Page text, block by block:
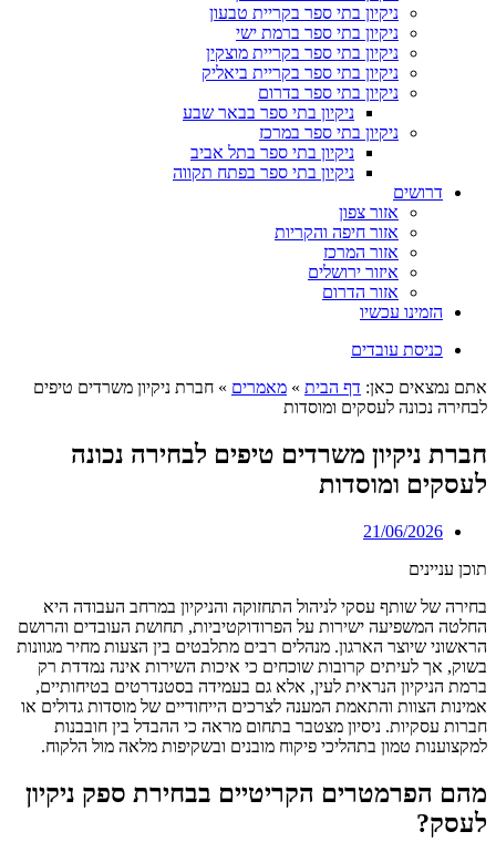
ניקיון בתי ספר בקריית טבעון
ניקיון בתי ספר ברמת ישי
ניקיון בתי ספר בקריית מוצקין
ניקיון בתי ספר בקריית ביאליק
ניקיון בתי ספר בדרום
ניקיון בתי ספר בבאר שבע
ניקיון בתי ספר במרכז
ניקיון בתי ספר בתל אביב
ניקיון בתי ספר בפתח תקווה
דרושים
אזור צפון
אזור חיפה והקריות
אזור המרכז
איזור ירושלים
אזור הדרום
הזמינו עכשיו
כניסת עובדים
אתם נמצאים כאן: דף הבית » מאמרים » חברת ניקיון משרדים טיפים
לבחירה נכונה לעסקים ומוסדות
חברת ניקיון משרדים טיפים לבחירה נכונה
לעסקים ומוסדות
21/06/2026
תוכן עניינים
בחירה של שותף עסקי לניהול התחזוקה והניקיון במרחב העבודה היא
החלטה המשפיעה ישירות על הפרודוקטיביות, תחושת העובדים והרושם
הראשוני שיוצר הארגון. מנהלים רבים מתלבטים בין הצעות מחיר מגוונות
בשוק, אך לעיתים קרובות שוכחים כי איכות השירות אינה נמדדת רק
ברמת הניקיון הנראית לעין, אלא גם בעמידה בסטנדרטים בטיחותיים,
אמינות הצוות והתאמת המענה לצרכים הייחודיים של מוסדות גדולים או
חברות עסקיות. ניסיון מצטבר בתחום מראה כי ההבדל בין חובבנות
למקצוענות טמון בתהליכי פיקוח מובנים ובשקיפות מלאה מול הלקוח.
מהם הפרמטרים הקריטיים בבחירת ספק ניקיון
לעסק?